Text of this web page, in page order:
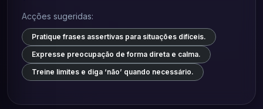
Acções sugeridas:
Pratique frases assertivas para situações difíceis.
Expresse preocupação de forma direta e calma.
Treine limites e diga ‘não’ quando necessário.